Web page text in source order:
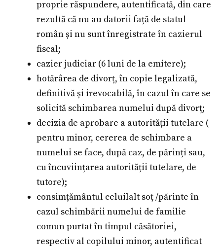
proprie răspundere, autentificată, din care
rezultă că nu au datorii față de statul
român și nu sunt înregistrate în cazierul
fiscal;
cazier judiciar (6 luni de la emitere);
hotărârea de divorț, în copie legalizată,
definitivă și irevocabilă, în cazul în care se
solicită schimbarea numelui după divorț;
decizia de aprobare a autorității tutelare (
pentru minor, cererea de schimbare a
numelui se face, după caz, de părinți sau,
cu încuviințarea autorității tutelare, de
tutore);
consimțământul celuilalt soț /părinte în
cazul schimbării numelui de familie
comun purtat în timpul căsătoriei,
respectiv al copilului minor, autentificat